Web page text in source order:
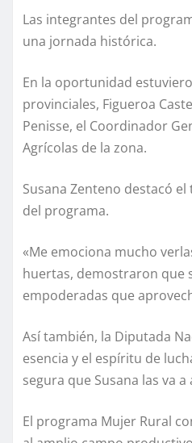
Las integrantes del
una jornada histórica.
En la oportunidad
provinciales, Figueroa
Penisse, el Coordinador
Agrícolas de la zona.
Susana Zenteno destacó
del programa.
«Me emociona mucho
huertas, demostraron que
empoderadas que
Así también, la Diputada
esencia y el espíritu de
segura que Susana las va
El programa Mujer Rural